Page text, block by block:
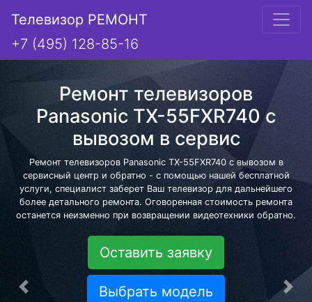
Телевизор РЕМОНТ
+7 (495) 128-85-16
Ремонт телевизоров
Panasonic TX-55FXR740 с
вывозом в сервис
Ремонт телевизоров Panasonic TX-55FXR740 с вывозом в
сервисный центр и обратно - с помощью нашей бесплатной
услуги, специалист заберет Ваш телевизор для дальнейшего
более детального ремонта. Оговоренная стоимость ремонта
останется неизменно при возвращении видеотехники обратно.
Оставить заявку
Выбрать модель
Предыдущая